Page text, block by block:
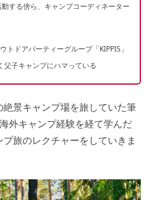
する傍ら、キャンプコーディネーター
トドアパーティーグループ「KIPPIS」
父子キャンプにハマっている
景キャンプ場を旅していた筆
外キャンプ経験を経て学んだ
旅のレクチャーをしていきま